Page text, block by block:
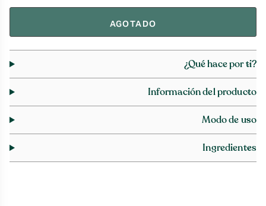
AGOTADO
¿Qué hace por ti?
Información del producto
Modo de uso
Ingredientes